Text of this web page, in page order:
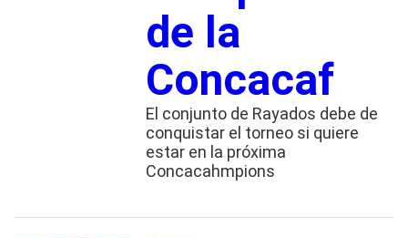
de la
Concacaf
El conjunto de Rayados debe de
conquistar el torneo si quiere
estar en la próxima
Concacahmpions